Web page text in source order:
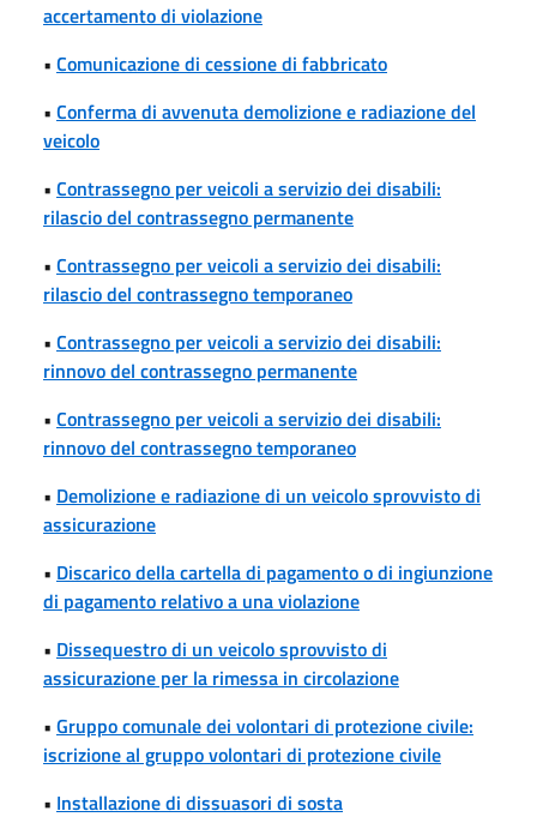
accertamento di violazione
• Comunicazione di cessione di fabbricato
• Conferma di avvenuta demolizione e radiazione del
veicolo
• Contrassegno per veicoli a servizio dei disabili:
rilascio del contrassegno permanente
• Contrassegno per veicoli a servizio dei disabili:
rilascio del contrassegno temporaneo
• Contrassegno per veicoli a servizio dei disabili:
rinnovo del contrassegno permanente
• Contrassegno per veicoli a servizio dei disabili:
rinnovo del contrassegno temporaneo
• Demolizione e radiazione di un veicolo sprovvisto di
assicurazione
• Discarico della cartella di pagamento o di ingiunzione
di pagamento relativo a una violazione
• Dissequestro di un veicolo sprovvisto di
assicurazione per la rimessa in circolazione
• Gruppo comunale dei volontari di protezione civile:
iscrizione al gruppo volontari di protezione civile
• Installazione di dissuasori di sosta